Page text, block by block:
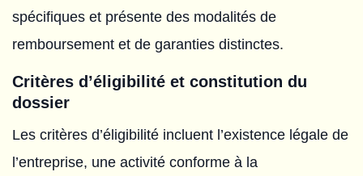
spécifiques et présente des modalités de
remboursement et de garanties distinctes.
Critères d’éligibilité et constitution du
dossier
Les critères d’éligibilité incluent l’existence légale de
l’entreprise, une activité conforme à la